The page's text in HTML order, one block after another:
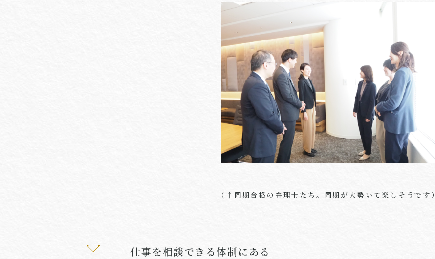
（↑同期合格の弁理士たち。同期が大勢いて楽しそうです）
仕事を相談できる体制にある